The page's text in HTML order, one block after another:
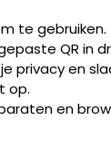
te gebruiken.
QR in
privacy en
op.
en